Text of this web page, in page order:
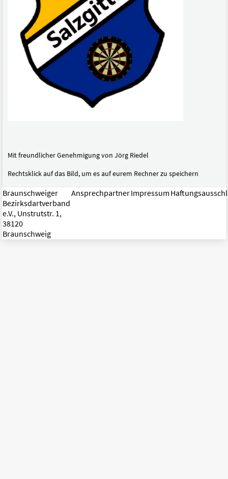
Mit freundlicher Genehmigung von Jörg Riedel
Rechtsklick auf das Bild, um es auf eurem Rechner zu speichern
Braunschweiger
Bezirksdartverband
e.V., Unstrutstr. 1,
38120
Braunschweig
AnsprechpartnerImpressum